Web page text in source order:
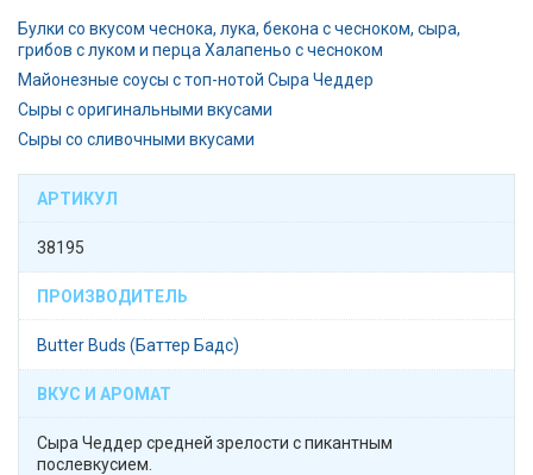
Булки со вкусом чеснока, лука, бекона с чесноком, сыра,
грибов с луком и перца Халапеньо с чесноком
Майонезные соусы с топ-нотой Сыра Чеддер
Сыры с оригинальными вкусами
Сыры со сливочными вкусами
АРТИКУЛ
38195
ПРОИЗВОДИТЕЛЬ
Butter Buds (Баттер Бадс)
ВКУС И АРОМАТ
Сыра Чеддер средней зрелости с пикантным
послевкусием.